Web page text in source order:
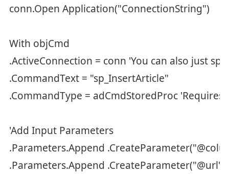
conn.Open Application("ConnectionString")
With objCmd
.ActiveConnection = conn 'You can also just
.CommandText = "sp_InsertArticle"
.CommandType = adCmdStoredProc
'Add Input Parameters
.Parameters.Append
.Parameters.Append